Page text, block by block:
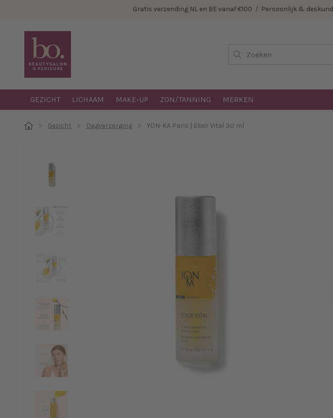
Gratis verzending NL en BE vanaf €100 / Persoonlijk &
Zoeken
GEZICHT LICHAAM MAKE-UP ZON/TANNING MERKEN
Gezicht Dagverzorging YON-KA Paris | Elixir Vital 30 ml